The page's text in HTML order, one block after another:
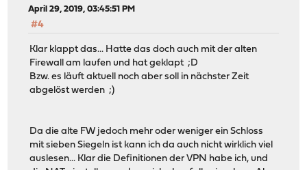
April 29, 2019, 03:45:51 PM
#4
Klar klappt das... Hatte das doch auch mit der alten
Firewall am laufen und hat geklapt ;D
Bzw. es läuft aktuell noch aber soll in nächster Zeit
abgelöst werden ;)
Da die alte FW jedoch mehr oder weniger ein Schloss
mit sieben Siegeln ist kann ich da auch nicht wirklich viel
auslesen... Klar die Definitionen der VPN habe ich, und